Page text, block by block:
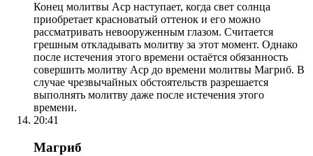
Конец молитвы Аср наступает, когда свет солнца
приобретает красноватый оттенок и его можно
рассматривать невооруженным глазом. Считается
грешным откладывать молитву за этот момент. Однако
после истечения этого времени остаётся обязанность
совершить молитву Аср до времени молитвы Магриб. В
случае чрезвычайных обстоятельств разрешается
выполнять молитву даже после истечения этого
времени.
20:41
Магриб